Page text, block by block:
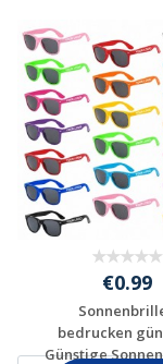
€0.99
bedrucken
Günstige